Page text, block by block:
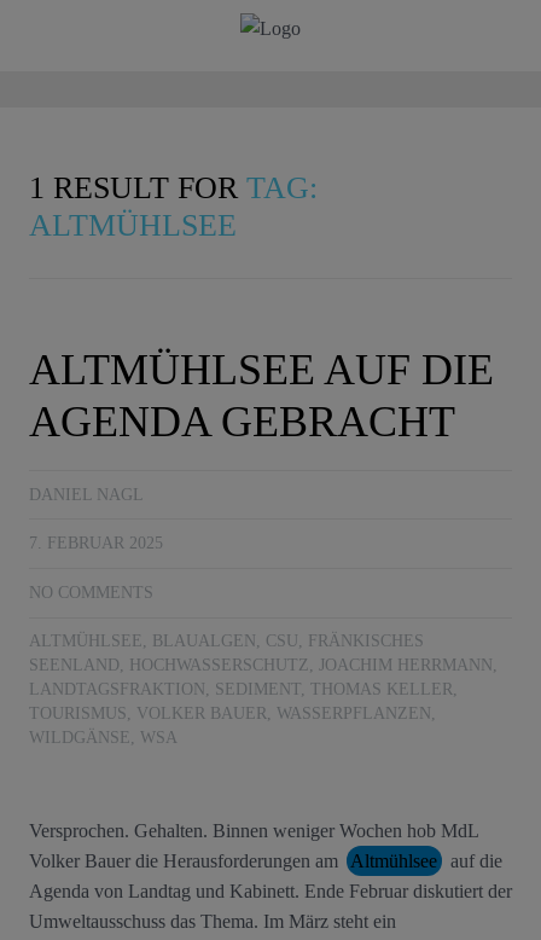
1 RESULT FOR TAG:
ALTMÜHLSEE
ALTMÜHLSEE AUF DIE
AGENDA GEBRACHT
DANIEL NAGL
7. FEBRUAR 2025
NO COMMENTS
ALTMÜHLSEE, BLAUALGEN , CSU,
FRÄNKISCHES
SEENLAND, HOCHWASSERSCHUTZ, JOACHIM HERRMANN ,
LANDTAGSFRAKTION , SEDIMENT, THOMAS KELLER,
TOURISMUS, VOLKER BAUER, WASSERPFLANZEN ,
WILDGÄNSE, WSA
Versprochen. Gehalten. Binnen weniger Wochen hob MdL
Volker Bauer die Herausforderungen am
Altmühlsee
auf die
Agenda von Landtag und Kabinett. Ende Februar diskutiert der
Umweltausschuss das Thema. Im März steht ein